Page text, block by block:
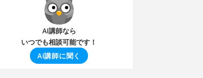
AI講師なら
いつでも相談可能です！
AI講師に聞く